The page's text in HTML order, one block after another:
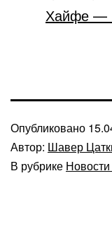
Хайфе —
Опубликовано
Автор: Шавер
В рубрике